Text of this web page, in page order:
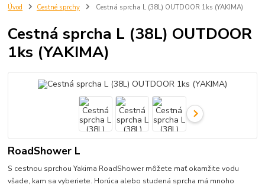
Úvod Cestné sprchy Cestná sprcha L (38L) OUTDOOR 1ks (YAKIMA)
Cestná sprcha L (38L) OUTDOOR
1ks (YAKIMA)
RoadShower L
S cestnou sprchou Yakima RoadShower môžete mať okamžite vodu
všade, kam sa vyberiete. Horúca alebo studená sprcha má mnoho